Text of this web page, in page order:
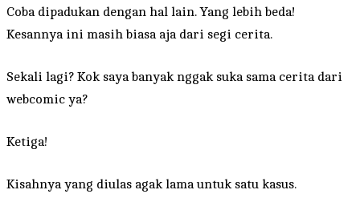
Coba dipadukan dengan hal lain. Yang lebih beda!
Kesannya ini masih biasa aja dari segi cerita.
Sekali lagi? Kok saya banyak nggak suka sama cerita dari
webcomic ya?
Ketiga!
Kisahnya yang diulas agak lama untuk satu kasus.